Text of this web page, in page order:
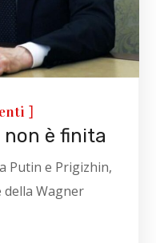
]
è finita
Putin e Prigizhin,
della Wagner